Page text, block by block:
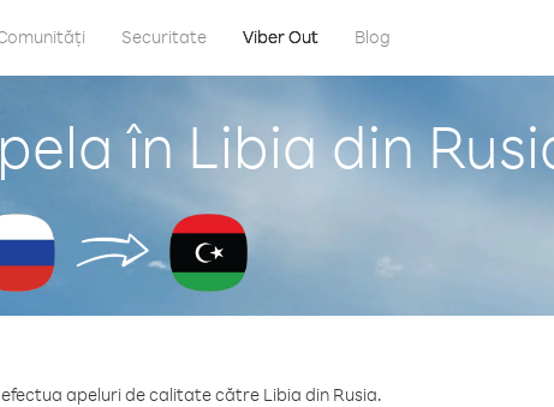
Securitate Viber Out Blog
în Libia din
apeluri de calitate către Libia din Rusia.